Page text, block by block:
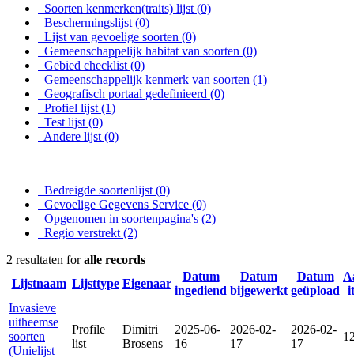
Soorten kenmerken(traits) lijst (0)
Beschermingslijst (0)
Lijst van gevoelige soorten (0)
Gemeenschappelijk habitat van soorten (0)
Gebied checklist (0)
Gemeenschappelijk kenmerk van soorten (1)
Geografisch portaal gedefinieerd (0)
Profiel lijst (1)
Test lijst (0)
Andere lijst (0)
Bedreigde soortenlijst (0)
Gevoelige Gegevens Service (0)
Opgenomen in soortenpagina's (2)
Regio verstrekt (2)
2 resultaten foralle records
Lijstnaam Lijsttype Eigenaar
Datum
ingediend
Datum
bijgewerkt
Datum
geüpload
Invasieve
uitheemse
soorten
(Unielijst
Profile
list
Dimitri
Brosens
2025-06-
16
2026-02-
17
2026-02-
17